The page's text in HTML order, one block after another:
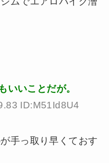
いいことだが。
ID:M51Id8U4
手っ取り早くておす